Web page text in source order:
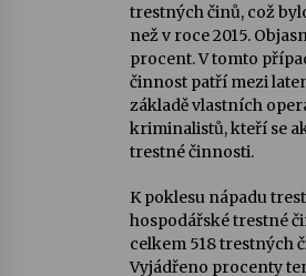
trestných činů, což
než v roce 2015.
procent. V tomto
činnost patří mezi
základě vlastních
kriminalistů, kteří se
trestné činnosti.
K poklesu nápadu
hospodářské trestné
celkem 518 trestných
Vyjádřeno procenty